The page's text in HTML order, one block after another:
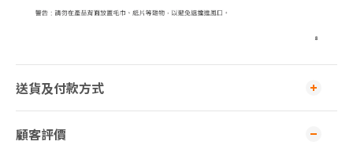
送貨及付款方式
顧客評價